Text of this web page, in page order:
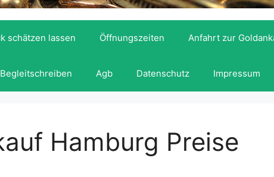
schätzen lassen Öffnungszeiten Anfahrt zur
Begleitschreiben Agb Datenschutz Impressum
Hamburg Preise